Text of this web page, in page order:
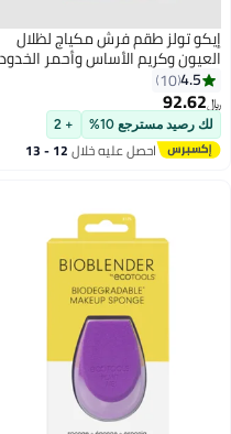
إيكو تولز طقم فرش مكياج لظلال
العيون وكريم الأساس وأحمر الخدود
وخافي عيوب البشرة من 5 قطع
متعدد الألوان
4.5
10
﷼‏92.62
لك رصيد مسترجع 10% + 2
احصل عليه خلال 12 - 13